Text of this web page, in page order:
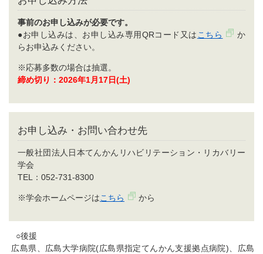
事前のお申し込みが必要です。
●お申し込みは、お申し込み専用QRコード又はこちら
か
らお申込みください。
※応募多数の場合は抽選。
締め切り：2026年1月17日(土)
お申し込み・お問い合わせ先
一般社団法人日本てんかんリハビリテーション・リカバリー
学会
TEL：052-731-8300
※学会ホームページはこちら から
○後援
広島県、広島大学病院(広島県指定てんかん支援拠点病院)、広島